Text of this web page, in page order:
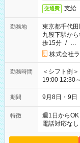
交通費 支給
勤務地
東京都千代田
九段下駅か
歩15分 / …
株式会社
勤務時間
＜シフト例
19:00 12:30～22:00 上記の時間から好き
時間は変更
期間 9月8日・9日
特徴 週1日からOK
電話対応なし